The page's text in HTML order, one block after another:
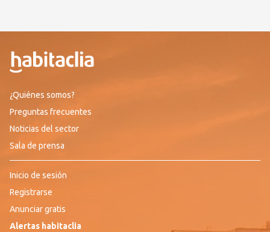
¿Quiénes somos?
Preguntas frecuentes
Noticias del sector
Sala de prensa
Inicio de sesión
Registrarse
Anunciar gratis
Alertas habitaclia